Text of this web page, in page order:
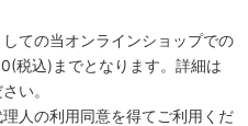
ての当オンラインショップでの
税込)までとなります。詳細は
い。
人の利用同意を得てご利用くだ